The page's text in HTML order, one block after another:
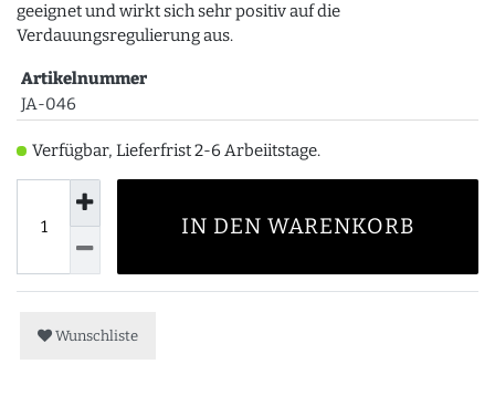
geeignet und wirkt sich sehr positiv auf die
Verdauungsregulierung aus.
Artikelnummer
JA-046
Verfügbar, Lieferfrist 2-6 Arbeiitstage.
IN DEN WARENKORB
Wunschliste